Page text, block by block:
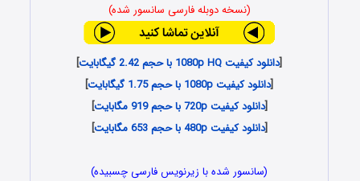
(نسخه دوبله فارسی سانسور شده)
[دانلود کیفیت 1080p HQ با حجم 2.42 گیگابایت
]
[دانلود کیفیت 1080p با حجم 1.75 گیگابایت
]
[دانلود کیفیت 720p با حجم 919 مگابایت
]
[دانلود کیفیت 480p با حجم 653 مگابایت ]
(سانسور شده با زیرنویس فارسی چسبیده)